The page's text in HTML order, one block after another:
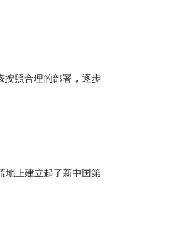
照合理的部署，逐步
地上建立起了新中国第